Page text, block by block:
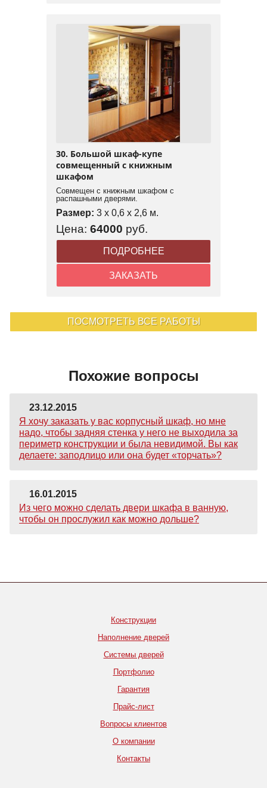
30. Большой шкаф-купе
совмещенный с книжным
шкафом
Совмещен с книжным шкафом с
распашными дверями.
Размер: 3 x 0,6 x 2,6 м.
Цена: 64000 руб.
ПОДРОБНЕЕ
ЗАКАЗАТЬ
ПОСМОТРЕТЬ ВСЕ РАБОТЫ
Похожие вопросы
23.12.2015
Я хочу заказать у вас корпусный шкаф, но мне
надо, чтобы задняя стенка у него не выходила за
периметр конструкции и была невидимой. Вы как
делаете: заподлицо или она будет «торчать»?
16.01.2015
Из чего можно сделать двери шкафа в ванную,
чтобы он прослужил как можно дольше?
Конструкции
Наполнение дверей
Системы дверей
Портфолио
Гарантия
Прайс-лист
Вопросы клиентов
О компании
Контакты